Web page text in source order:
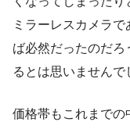
ミラーレスカメラ
ば必然だったのだ
るとは思いませんで
価格帯もこれまでの